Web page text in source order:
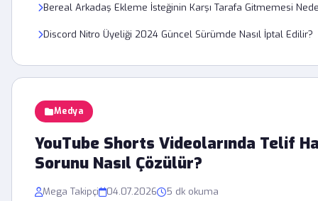
Medya
YouTube Shorts Videolarında Telif
Sorunu Nasıl Çözülür?
Mega Takipçi 04.07.2026 5 dk okuma
Bereal Arkadaş Ekleme İsteğinin Karşı Tarafa Gitmemesi
Discord Nitro Üyeliği 2024 Güncel Sürümde Nasıl İptal Edilir?